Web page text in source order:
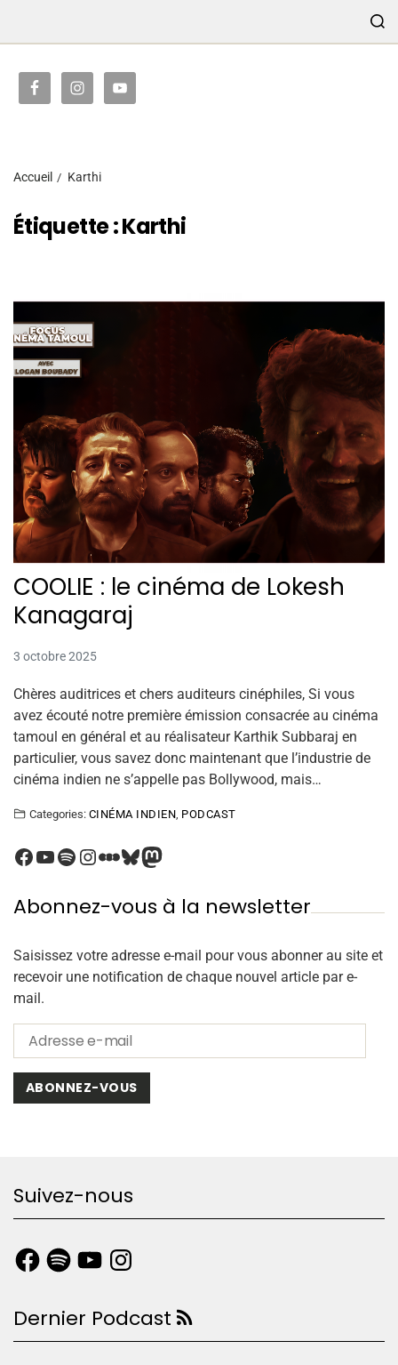
Accueil Karthi
Étiquette :Karthi
COOLIE : le cinéma de Lokesh
Kanagaraj
3 octobre 2025
Chères auditrices et chers auditeurs cinéphiles, Si vous
avez écouté notre première émission consacrée au cinéma
tamoul en général et au réalisateur Karthik Subbaraj en
particulier, vous savez donc maintenant que l’industrie de
cinéma indien ne s’appelle pas Bollywood, mais…
Categories: CINÉMA INDIEN PODCAST
Abonnez-vous à la newsletter
Saisissez votre adresse e-mail pour vous abonner au site et
recevoir une notification de chaque nouvel article par e-
mail.
ABONNEZ-VOUS
Suivez-nous
Dernier Podcast